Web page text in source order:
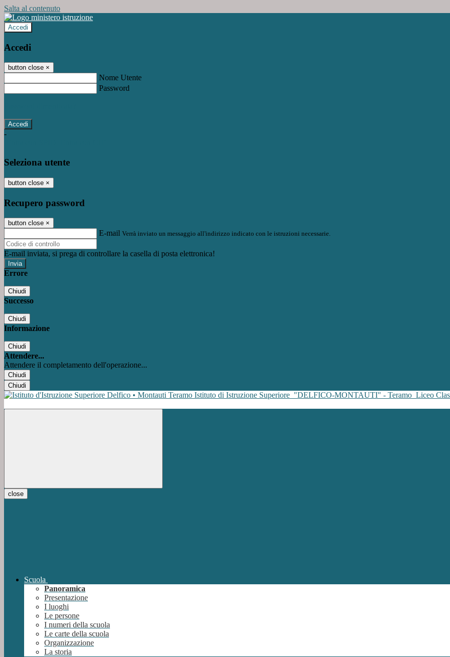
Salta al contenuto
Accedi
Accedi
button close ×
Nome Utente
Password
-
Seleziona utente
button close ×
Recupero password
button close ×
E-mail Verrà inviato un messaggio all'indirizzo indicato con le istruzioni necessarie.
E-mail inviata, si prega di controllare la casella di posta elettronica!
Errore
Chiudi
Successo
Chiudi
Informazione
Chiudi
Attendere...
Attendere il completamento dell'operazione...
Chiudi
Chiudi
Istituto di Istruzione Superiore "DELFICO-MONTAUTI" - Teramo Liceo
close
Scuola
Panoramica
Presentazione
I luoghi
Le persone
I numeri della scuola
Le carte della scuola
Organizzazione
La storia